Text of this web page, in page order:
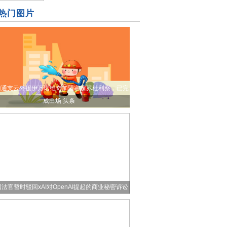
门图片
支云外援伊万诺维奇加盟塞超苏杜利察，已完
成出场 头条
法官暂时驳回xAI对OpenAI提起的商业秘密诉讼